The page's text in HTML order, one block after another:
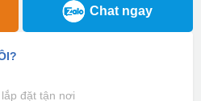
Chat ngay
đặt tận nơi